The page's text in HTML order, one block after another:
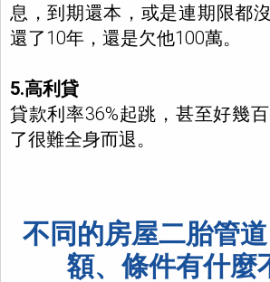
息，到期還本，或是連期限都
還了10年，還是欠他100萬。
5.高利貸
貸款利率36%起跳，甚至好幾
了很難全身而退。
不同的房屋二胎管
額、條件有什麼